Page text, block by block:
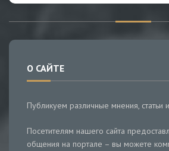
О САЙТЕ
Публикуем различные мнения, статьи
Посетителям нашего сайта
общения на портале – вы можете